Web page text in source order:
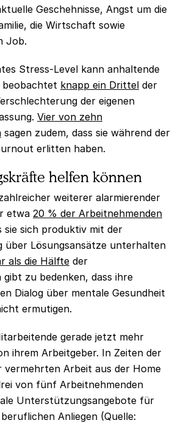
Geschehnisse, Angst um die
die Wirtschaft sowie
Job.
Stress-Level kann anhaltende
beobachtet knapp ein Drittel der
der eigenen
Vier von zehn
sagen zudem, dass sie während der
erlitten haben.
helfen können
weiterer alarmierender
etwa 20 % der Arbeitnehmenden
sie sich produktiv mit der
über Lösungsansätze unterhalten
als die Hälfte der
gibt zu bedenken, dass ihre
Dialog über mentale Gesundheit
ermutigen.
gerade jetzt mehr
ihrem Arbeitgeber. In Zeiten der
vermehrten Arbeit aus der Home
von fünf Arbeitnehmenden
Unterstützungsangebote für
Anliegen (Quelle: